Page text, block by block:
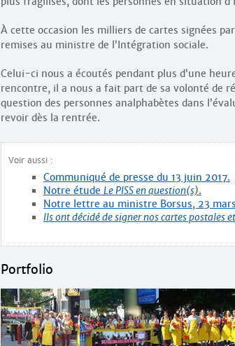
À cette occasion les milliers de cartes signées
remises au ministre de l’Intégration sociale.
Celui-ci nous a écoutés pendant plus d’une
rencontre, il a nous a fait part de sa volonté de
question des personnes analphabètes dans
revoir dès la rentrée.
Voir aussi :
Communiqué de presse du 13 juin 2017.
Notre étude Le PISS en question(s).
Notre lettre au ministre Borsus, 23
Ils ont décidé de signer nos cartes postales
Portfolio